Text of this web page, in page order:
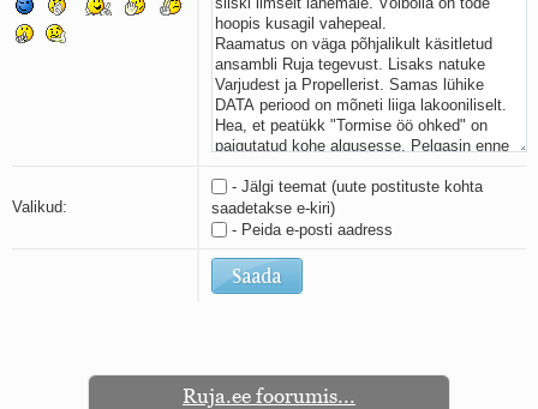
Valgusemaastikud
Kaks pihtimust
Valikud:
- Jälgi teemat (uute postituste kohta
saadetakse e-kiri)
- Peida e-posti aadress
Ruja.ee foorumis...